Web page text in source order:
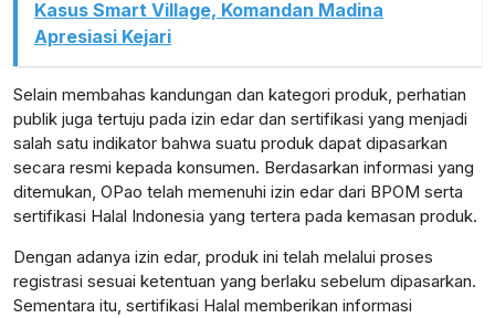
Kasus Smart Village, Komandan Madina
Apresiasi Kejari
Selain membahas kandungan dan kategori produk, perhatian
publik juga tertuju pada izin edar dan sertifikasi yang menjadi
salah satu indikator bahwa suatu produk dapat dipasarkan
secara resmi kepada konsumen. Berdasarkan informasi yang
ditemukan, OPao telah memenuhi izin edar dari BPOM serta
sertifikasi Halal Indonesia yang tertera pada kemasan produk.
Dengan adanya izin edar, produk ini telah melalui proses
registrasi sesuai ketentuan yang berlaku sebelum dipasarkan.
Sementara itu, sertifikasi Halal memberikan informasi